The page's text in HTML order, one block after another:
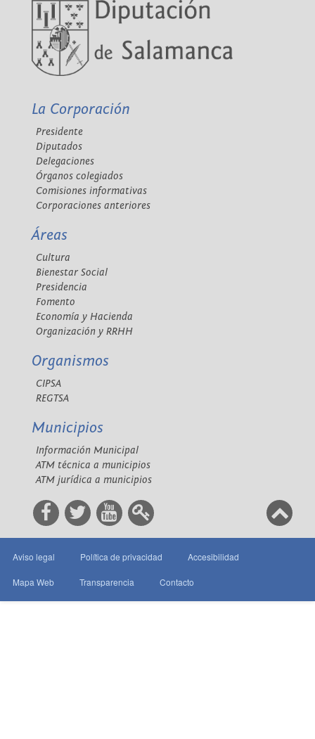
La Corporación
Presidente
Diputados
Delegaciones
Órganos colegiados
Comisiones informativas
Corporaciones anteriores
Áreas
Cultura
Bienestar Social
Presidencia
Fomento
Economía y Hacienda
Organización y RRHH
Organismos
CIPSA
REGTSA
Municipios
Información Municipal
ATM técnica a municipios
ATM jurídica a municipios
Aviso legal Política de privacidad Accesibilidad
Mapa Web Transparencia Contacto